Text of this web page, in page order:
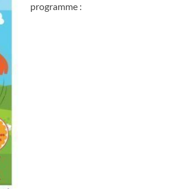
programme :